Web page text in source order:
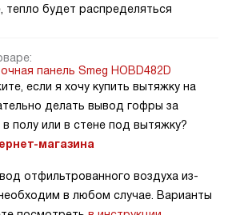
тепло будет распределяться
панель Smeg HOBD482D
если я хочу купить вытяжку на
делать вывод гофры за
полу или в стене под вытяжку?
магазина
отфильтрованного воздуха из-
в любом случае. Варианты